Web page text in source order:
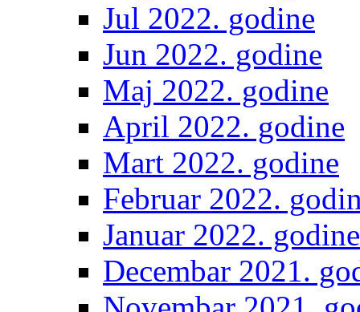
Jul 2022. godine
Jun 2022. godine
Maj 2022. godine
April 2022. godine
Mart 2022. godine
Februar 2022.
Januar 2022. godine
Decembar 2021.